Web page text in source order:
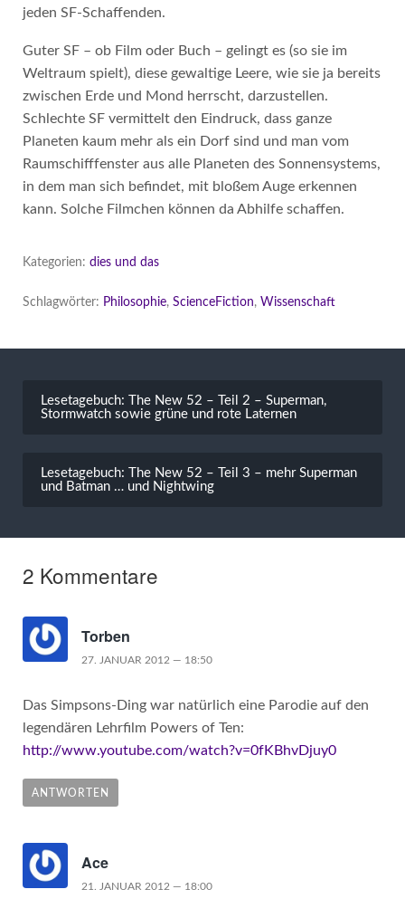
jeden SF-Schaffenden.
Guter SF – ob Film oder Buch – gelingt es (so sie im
Weltraum spielt), diese gewaltige Leere, wie sie ja bereits
zwischen Erde und Mond herrscht, darzustellen.
Schlechte SF vermittelt den Eindruck, dass ganze
Planeten kaum mehr als ein Dorf sind und man vom
Raumschifffenster aus alle Planeten des Sonnensystems,
in dem man sich befindet, mit bloßem Auge erkennen
kann. Solche Filmchen können da Abhilfe schaffen.
Kategorien: dies und das
Schlagwörter: Philosophie, ScienceFiction, Wissenschaft
Lesetagebuch: The New 52 – Teil 2 – Superman,
Stormwatch sowie grüne und rote Laternen
Lesetagebuch: The New 52 – Teil 3 – mehr Superman
und Batman … und Nightwing
2 Kommentare
Torben
27. JANUAR 2012 — 18:50
Das Simpsons-Ding war natürlich eine Parodie auf den
legendären Lehrfilm Powers of Ten:
http://www.youtube.com/watch?v=0fKBhvDjuy0
ANTWORTEN
Ace
21. JANUAR 2012 — 18:00